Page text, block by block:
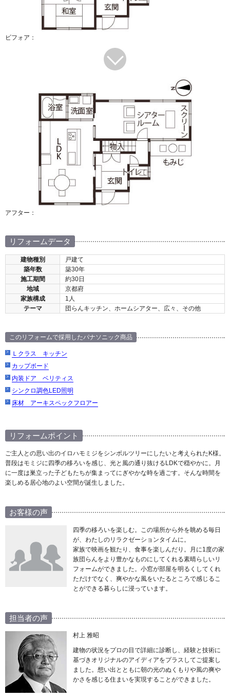
ビフォア：
アフター：
リフォームデータ
建物種別
戸建て
築年数
築30年
施工期間
約30日
地域
京都府
家族構成
1人
テーマ
団らんキッチン、ホームシアター、広々、その他
このリフォームで採用したパナソニック商品
Ｌクラス キッチン
カップボード
内装ドア ベリティス
シンクロ調色LED照明
床材 アーキスペックフロアー
リフォームポイント
ご主人との思い出のイロハモミジをシンボルツリーにしたいと考えられたK様。
普段はモミジに四季の移ろいを感じ、光と風の通り抜けるLDKで穏やかに。月
に一度は巣立った子どもたちが集まってにぎやかな時を過ごす。そんな時間を
楽しめる居心地のよい空間が誕生しました。
お客様の声
四季の移ろいを楽しむ。この場所から外を眺める毎日
が、わたしのリラクゼーションタイムに。
家族で映画を観たり、食事を楽しんだり。月に1度の家
族団らんをより豊かなものにしてくれる素晴らしいリ
フォームができました。小窓が部屋を明るくしてくれ
ただけでなく、爽やかな風をいたるところで感じるこ
とができる暮らしに浸っています。
担当者の声
村上 雅昭
建物の状況をプロの目で詳細に診断し、経験と技術に
基づきオリジナルのアイディアをプラスしてご提案し
ました。想い出とともに朝の光のぬくもりや風の爽や
かさを感じる住まいを実現することができました。